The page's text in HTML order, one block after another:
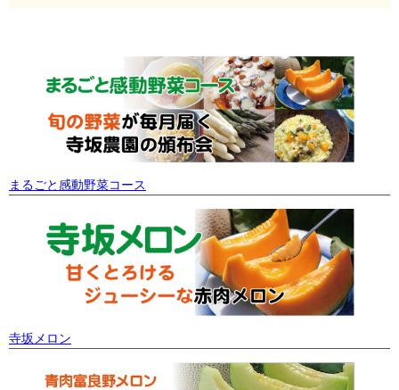
まるごと感動野菜コース
寺坂メロン